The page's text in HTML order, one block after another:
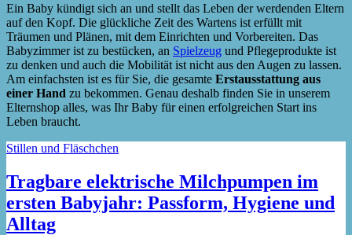
Ein Baby kündigt sich an und stellt das Leben der werdenden Eltern
auf den Kopf. Die glückliche Zeit des Wartens ist erfüllt mit
Träumen und Plänen, mit dem Einrichten und Vorbereiten. Das
Babyzimmer ist zu bestücken, an Spielzeug und Pflegeprodukte ist
zu denken und auch die Mobilität ist nicht aus den Augen zu lassen.
Am einfachsten ist es für Sie, die gesamte Erstausstattung aus
einer Hand zu bekommen. Genau deshalb finden Sie in unserem
Elternshop alles, was Ihr Baby für einen erfolgreichen Start ins
Leben braucht.
Stillen und Fläschchen
Tragbare elektrische Milchpumpen im
ersten Babyjahr: Passform, Hygiene und
Alltag